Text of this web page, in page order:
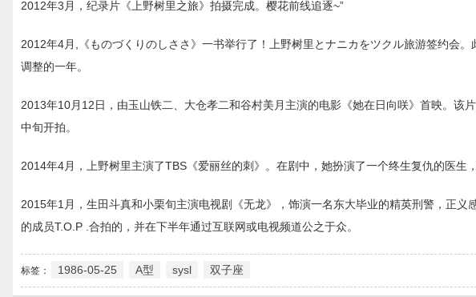
2012年3月，纪录片《上野树里之旅》拍摄完成。樱花前线追逐~”
2012年4月,《ものづくりのしささ》一书举行了！上野树里とナニカをツクル旅游签约会
调整的一年。
2013年10月12日，由玉山铁二、大仓孝二和谷村美月主演的电影《她在日向咲》首映。该
中旬开拍。
2014年4月，上野树里主演了TBS《爱丽丝的刺》。在剧中，她扮演了一个终生复仇的医生
2015年1月，生田斗真和小栗旬主演电视剧《无龙》，饰演一名东大毕业的精英刑警，正
的成员T.O.P .合拍的，并在下半年通过互联网或电视频道公之于众。
标签： 1986-05-25 A型 sysl 双子座